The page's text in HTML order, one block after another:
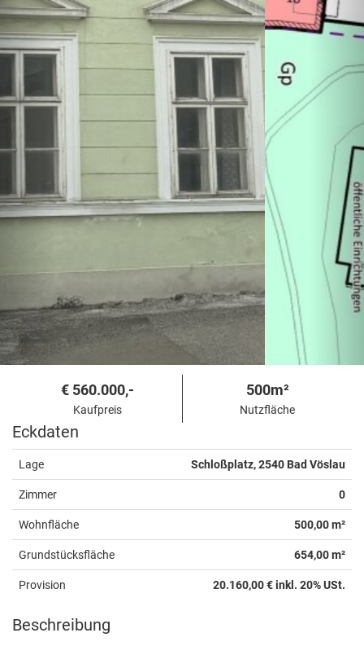
€ 560.000,-
Kaufpreis
500m²
Nutzfläche
Eckdaten
Lage Schloßplatz, 2540 Bad Vöslau
Zimmer 0
Wohnfläche 500,00 m²
Grundstücksfläche 654,00 m²
Provision 20.160,00 € inkl. 20% USt.
Beschreibung